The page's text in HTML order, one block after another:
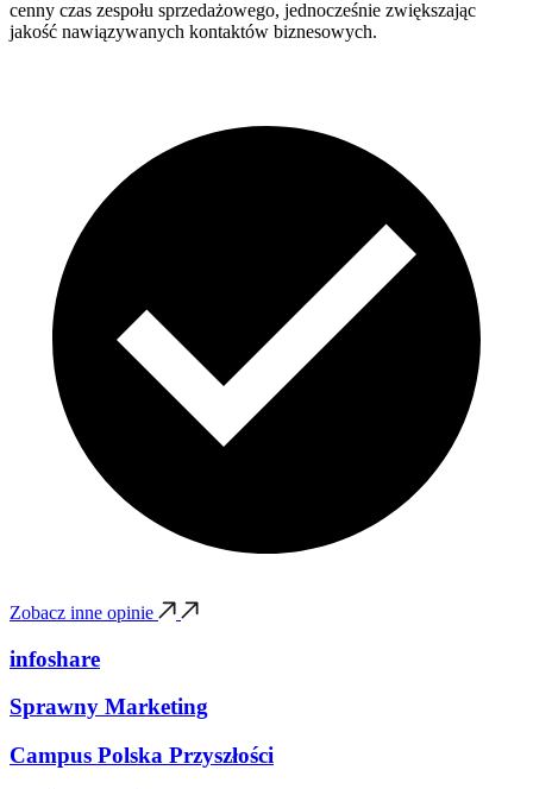
cenny czas zespołu sprzedażowego, jednocześnie zwiększając
jakość nawiązywanych kontaktów biznesowych.
Zobacz inne opinie
infoshare
Sprawny Marketing
Campus Polska Przyszłości